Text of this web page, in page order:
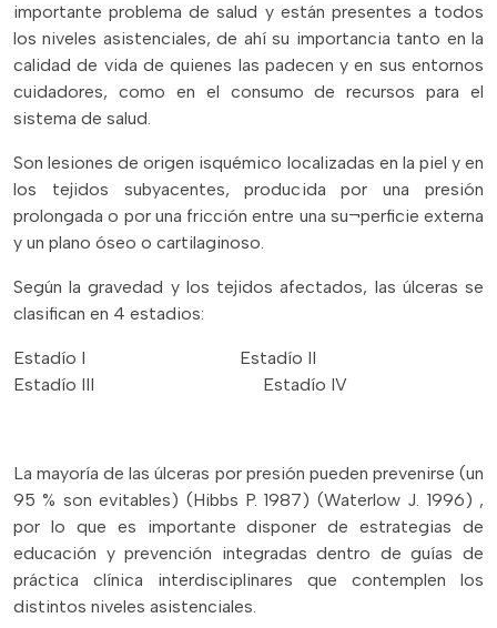
importante problema de salud y están presentes a todos
los niveles asistenciales, de ahí su importancia tanto en la
calidad de vida de quienes las padecen y en sus entornos
cuidadores, como en el consumo de recursos para el
sistema de salud.
Son lesiones de origen isquémico localizadas en la piel y en
los tejidos subyacentes, producida por una presión
prolongada o por una fricción entre una su¬perficie externa
y un plano óseo o cartilaginoso.
Según la gravedad y los tejidos afectados, las úlceras se
clasifican en 4 estadios:
Estadío I Estadío II
Estadío III Estadío IV
La mayoría de las úlceras por presión pueden prevenirse (un
95 % son evitables) (Hibbs P. 1987) (Waterlow J. 1996) ,
por lo que es importante disponer de estrategias de
educación y prevención integradas dentro de guías de
práctica clínica interdisciplinares que contemplen los
distintos niveles asistenciales.